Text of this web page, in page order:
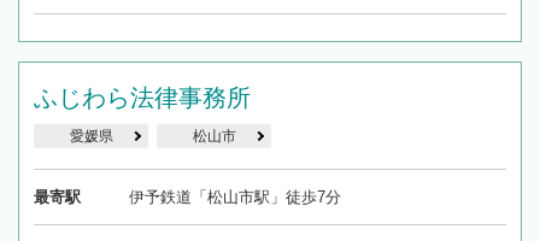
ふじわら法律事務所
愛媛県 松山市
最寄駅 伊予鉄道「松山市駅」徒歩7分